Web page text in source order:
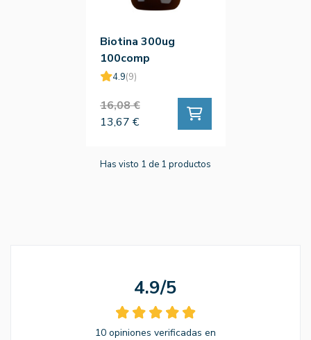
Biotina 300ug
100comp
4.9(9)
16,08 €
13,67 €
Has visto 1 de 1 productos
4.9/5
10 opiniones verificadas en